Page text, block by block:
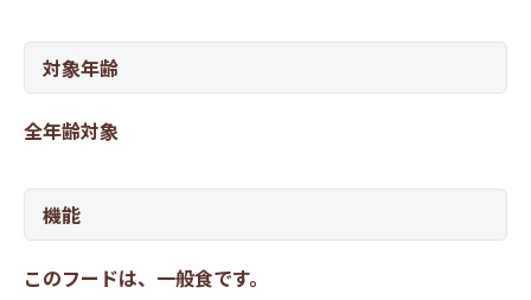
対象年齢
全年齢対象
機能
このフードは、一般食です。